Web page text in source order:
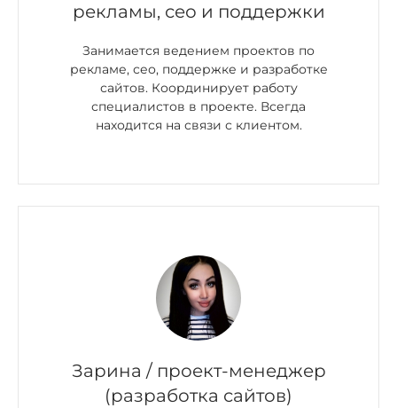
рекламы, сео и поддержки
Занимается ведением проектов по
рекламе, сео, поддержке и разработке
сайтов. Координирует работу
специалистов в проекте. Всегда
находится на связи с клиентом.
Зарина / проект-менеджер
(разработка сайтов)